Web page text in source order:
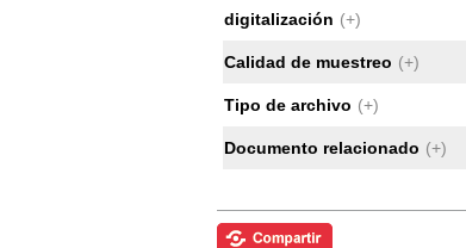
digitalización (+)
Calidad de muestreo (+)
Tipo de archivo (+)
Documento relacionado (+)